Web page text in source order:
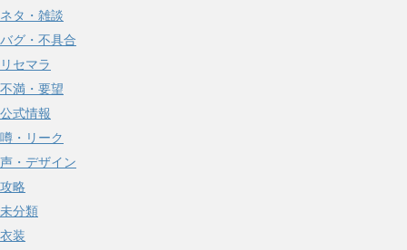
ネタ・雑談
バグ・不具合
リセマラ
不満・要望
公式情報
噂・リーク
声・デザイン
攻略
未分類
衣装